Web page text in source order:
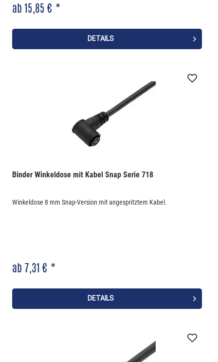
ab 15,85 € *
DETAILS
Binder Winkeldose mit Kabel Snap Serie 718
Winkeldose 8 mm Snap-Version mit angespritztem Kabel.
ab 7,31 € *
DETAILS